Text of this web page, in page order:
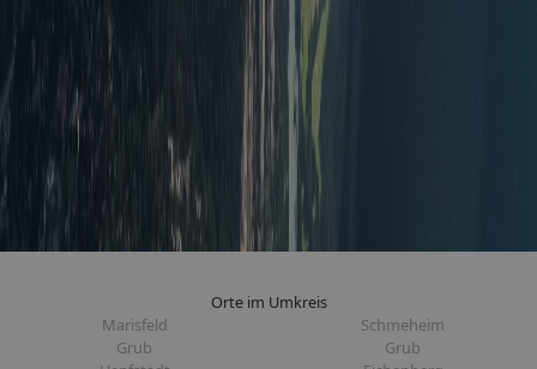
Orte im Umkreis
Marisfeld
Schmeheim
Grub
Grub